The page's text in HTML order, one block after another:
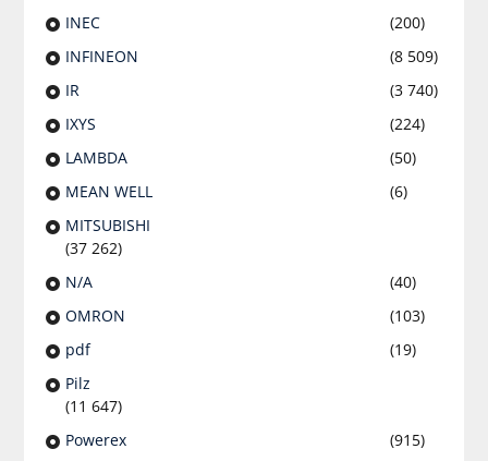
INEC
(200)
INFINEON
(8 509)
IR
(3 740)
IXYS
(224)
LAMBDA
(50)
MEAN WELL
(6)
MITSUBISHI
(37 262)
N/A
(40)
OMRON
(103)
pdf
(19)
Pilz
(11 647)
Powerex
(915)